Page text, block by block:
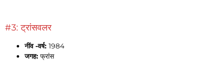
#3: ट्रांसवलर
नींव -वर्ष: 1984
जगह: फ्रांस